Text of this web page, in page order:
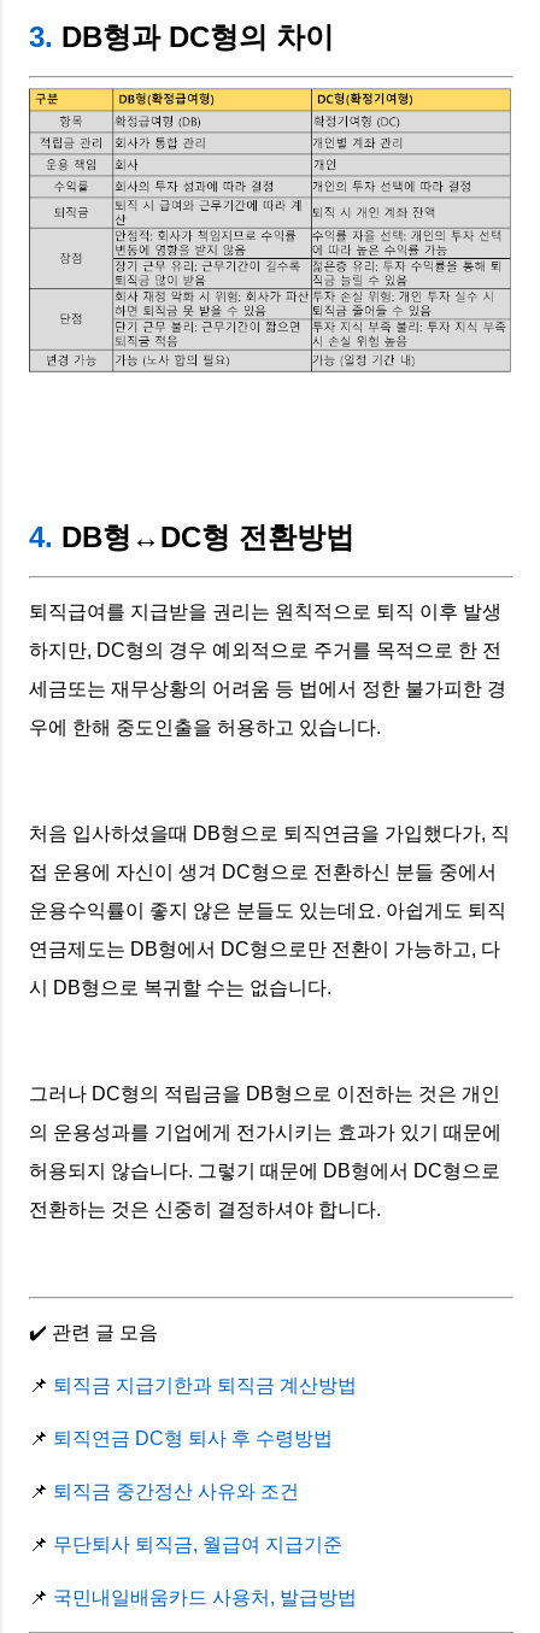
3. DB형과 DC형의 차이
4. DB형↔DC형 전환방법
퇴직급여를 지급받을 권리는 원칙적으로 퇴직 이후 발생
하지만, DC형의 경우 예외적으로 주거를 목적으로 한 전
세금또는 재무상황의 어려움 등 법에서 정한 불가피한 경
우에 한해 중도인출을 허용하고 있습니다.
처음 입사하셨을때 DB형으로 퇴직연금을 가입했다가, 직
접 운용에 자신이 생겨 DC형으로 전환하신 분들 중에서
운용수익률이 좋지 않은 분들도 있는데요. 아쉽게도 퇴직
연금제도는 DB형에서 DC형으로만 전환이 가능하고, 다
시 DB형으로 복귀할 수는 없습니다.
그러나 DC형의 적립금을 DB형으로 이전하는 것은 개인
의 운용성과를 기업에게 전가시키는 효과가 있기 때문에
허용되지 않습니다. 그렇기 때문에 DB형에서 DC형으로
전환하는 것은 신중히 결정하셔야 합니다.
✔️ 관련 글 모음
📌 퇴직금 지급기한과 퇴직금 계산방법
📌 퇴직연금 DC형 퇴사 후 수령방법
📌 퇴직금 중간정산 사유와 조건
📌 무단퇴사 퇴직금, 월급여 지급기준
📌 국민내일배움카드 사용처, 발급방법